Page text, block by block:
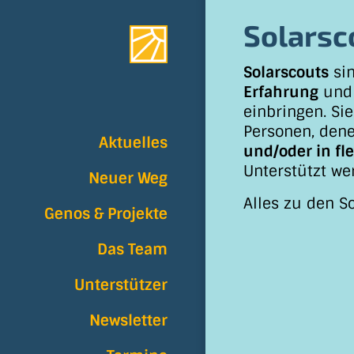
Aktuelles
Neuer Weg
Genos & Projekte
Das Team
Unterstützer
Newsletter
Solarscouts
Erfahrung
einbringen.
Personen,
und/oder in
Unterstützt
Alles zu den